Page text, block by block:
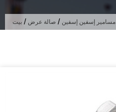
بيت / صالة عرض / مسامير إسفين إسفين